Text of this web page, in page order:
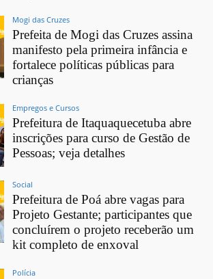
Mogi das Cruzes
Prefeita de Mogi das Cruzes assina
manifesto pela primeira infância e
fortalece políticas públicas para
crianças
Empregos e Cursos
Prefeitura de Itaquaquecetuba abre
inscrições para curso de Gestão de
Pessoas; veja detalhes
Social
Prefeitura de Poá abre vagas para
Projeto Gestante; participantes que
concluírem o projeto receberão um
kit completo de enxoval
Polícia